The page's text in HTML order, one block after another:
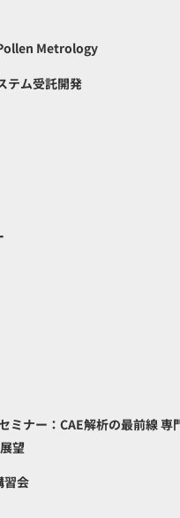
Metrology
テム受託開発
ミナー：CAE解析の最前線 専
望
習会